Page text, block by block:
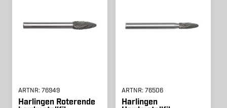
ARTNR: 76949
Harlingen Roterende
ARTNR: 76506
Harlingen